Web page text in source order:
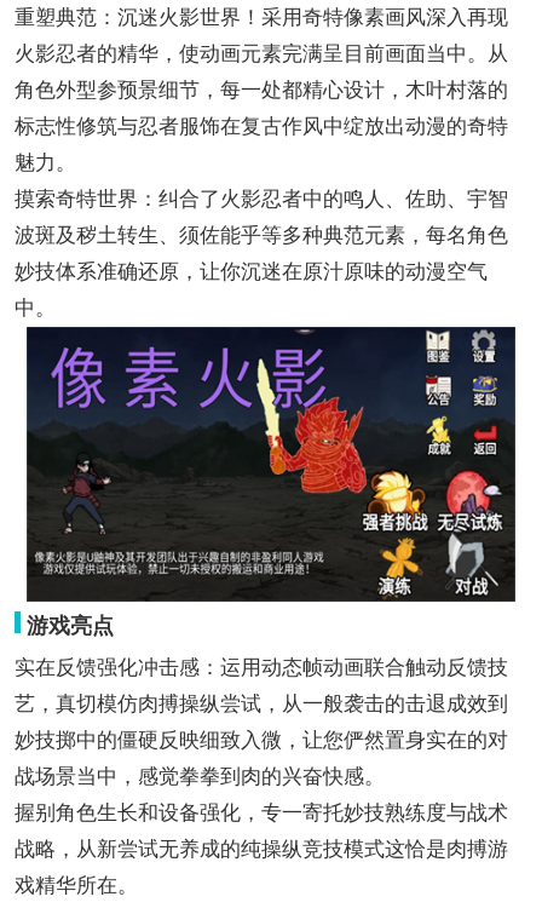
重塑典范：沉迷火影世界！采用奇特像素画风深入再现
火影忍者的精华，使动画元素完满呈目前画面当中。从
角色外型参预景细节，每一处都精心设计，木叶村落的
标志性修筑与忍者服饰在复古作风中绽放出动漫的奇特
魅力。
摸索奇特世界：纠合了火影忍者中的鸣人、佐助、宇智
波斑及秽土转生、须佐能乎等多种典范元素，每名角色
妙技体系准确还原，让你沉迷在原汁原味的动漫空气
中。
游戏亮点
实在反馈强化冲击感：运用动态帧动画联合触动反馈技
艺，真切模仿肉搏操纵尝试，从一般袭击的击退成效到
妙技掷中的僵硬反映细致入微，让您俨然置身实在的对
战场景当中，感觉拳拳到肉的兴奋快感。
握别角色生长和设备强化，专一寄托妙技熟练度与战术
战略，从新尝试无养成的纯操纵竞技模式这恰是肉搏游
戏精华所在。